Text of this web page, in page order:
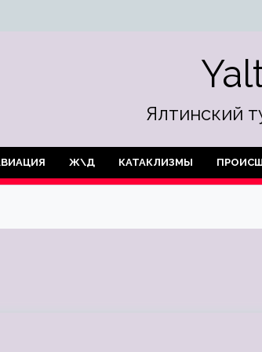
Ялтинский
Ж\Д КАТАКЛИЗМЫ